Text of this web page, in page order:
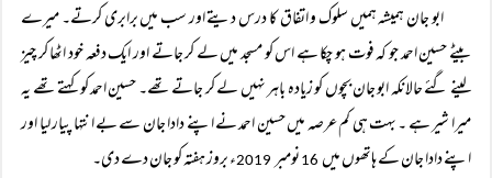
ابو جان ہمیشہ ہمیں سلوک و اتفاق کا درس دیتے اور سب میں برابری کرتے۔ میرے
بیٹے حسین احمد جو کہ فوت ہو چکا ہے اس کو مسجد میں لے کر جاتے اور ایک دفعہ خود اٹھا کر چیز
لینے گئے حالانکہ ابو جان بچوں کو زیادہ باہر نہیں لے کر جاتے تھے۔ حسین احمد کو کہتے تھے یہ
میرا شیر ہے ۔ بہت ہی کم عرصہ میں حسین احمد نے اپنے دادا جان سے بے انتہا پیار لیا اور
اپنے دادا جان کے ہاتھوں میں
نومبر
ء بروز ہفتہ کو جان دے دی۔